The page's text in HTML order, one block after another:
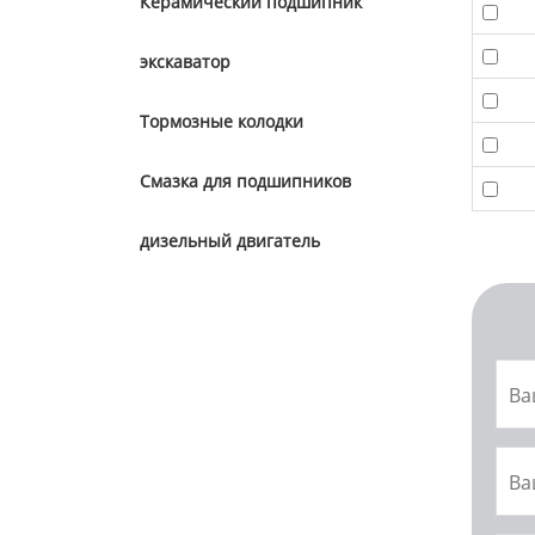
экскаватор
Тормозные колодки
Смазка для подшипников
дизельный двигатель